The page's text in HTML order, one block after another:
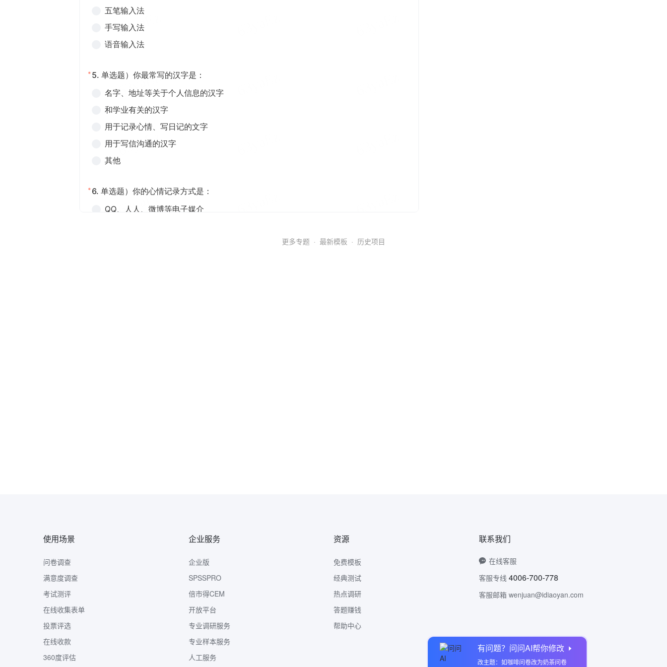
有问题？问问AI帮你修改
改主题：如咖啡问卷改为奶茶问卷
更多专题 · 最新模板 · 历史项目
使用场景
问卷调查
满意度调查
考试测评
在线收集表单
投票评选
在线收款
360度评估
企业服务
企业版
SPSSPRO
倍市得CEM
开放平台
专业调研服务
专业样本服务
人工服务
资源
免费模板
经典测试
热点调研
答题赚钱
帮助中心
联系我们
在线客服
客服专线 4006-700-778
客服邮箱 wenjuan@idiaoyan.com
问卷网公众号